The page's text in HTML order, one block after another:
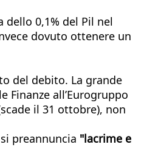
0,1% del Pil nel
dovuto ottenere un
del debito. La grande
all’Eurogruppo
il 31 ottobre), non
preannuncia "lacrime e